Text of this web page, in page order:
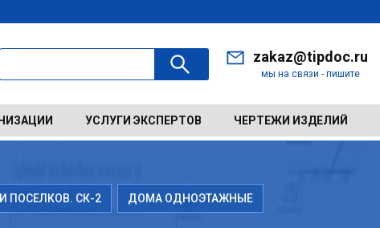
zakaz@tipdoc.ru
мы на связи - пишите
УСЛУГИ ЭКСПЕРТОВ ЧЕРТЕЖИ ИЗДЕЛИЙ
ПОСЕЛКОВ. СК-2 ДОМА ОДНОЭТАЖНЫЕ